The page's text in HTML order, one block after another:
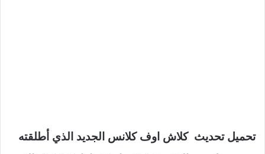
تحميل تحديث كلاش اوف كلانس الجديد الذي أطلقته